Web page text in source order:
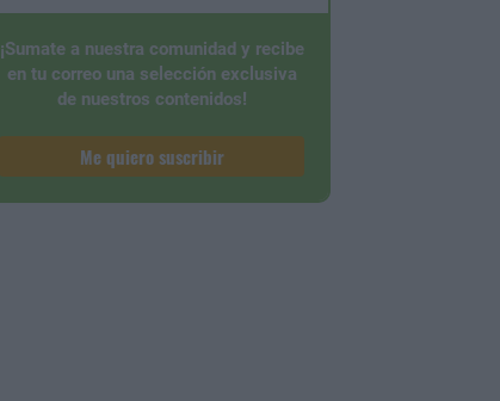
¡Sumate a nuestra comunidad y recibe
en tu correo una selección exclusiva
de nuestros contenidos!
Me quiero suscribir